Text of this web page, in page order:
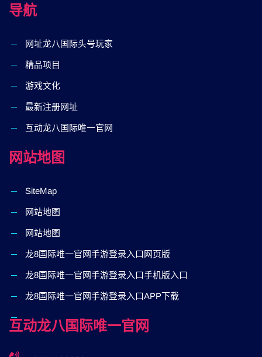
导航
网址龙八国际头号玩家
精品项目
游戏文化
最新注册网址
互动龙八国际唯一官网
网站地图
SiteMap
网站地图
网站地图
龙8国际唯一官网手游登录入口网页版
龙8国际唯一官网手游登录入口手机版入口
龙8国际唯一官网手游登录入口APP下载
互动龙八国际唯一官网